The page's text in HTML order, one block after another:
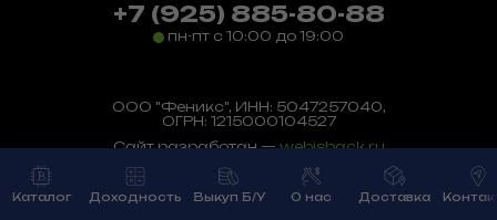
Каталог Доходность Выкуп Б/У О нас Доставка
+7 (925) 885-80-88
пн-пт с 10:00 до 19:00
ООО "Феникс", ИНН: 5047257040,
ОГРН: 1215000104527
Сайт разработан —webisback.ru
Политика конфиденциальности